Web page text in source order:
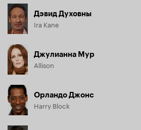
Дэвид Духовны
Ira Kane
Джулианна Мур
Allison
Орландо Джонс
Harry Block